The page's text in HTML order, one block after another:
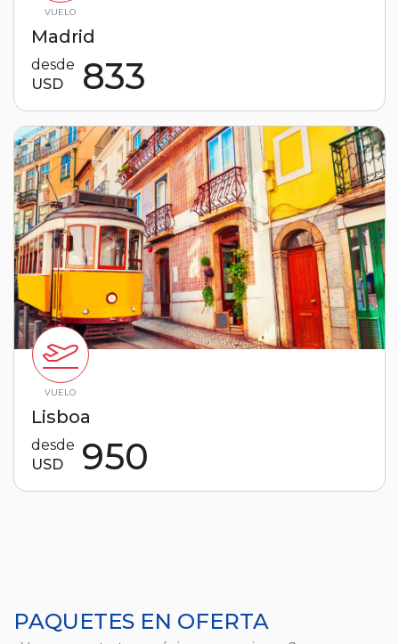
VUELO
Madrid
desde
USD
833
VUELO
Lisboa
desde
USD
950
PAQUETES EN OFERTA